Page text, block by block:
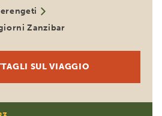
Zanzibar
SUL VIAGGIO